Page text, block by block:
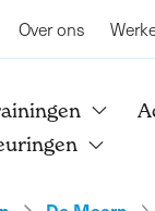
Over ons